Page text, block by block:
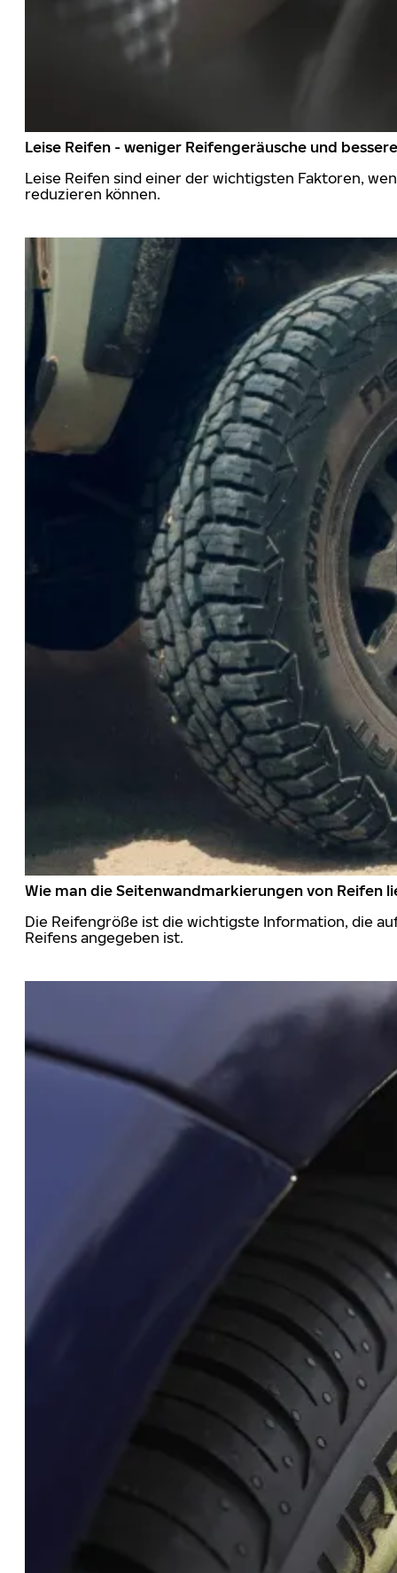
Leise Reifen - weniger Reifengeräusche und
Leise Reifen sind einer der wichtigsten Faktoren,
reduzieren können.
Wie man die Seitenwandmarkierungen von Reifen
Die Reifengröße ist die wichtigste Information, die
Reifens angegeben ist.